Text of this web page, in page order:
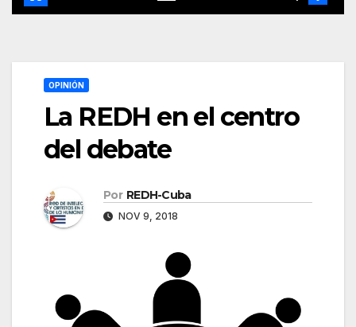
OPINIÓN
La REDH en el centro
del debate
Por REDH-Cuba
NOV 9, 2018